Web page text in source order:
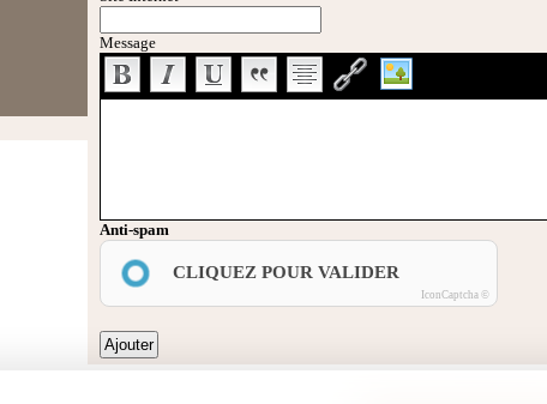
Message
Anti-spam
CLIQUEZ POUR VALIDER
IconCaptcha ©